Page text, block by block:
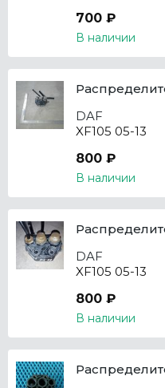
700 ₽
В наличии
DAF
XF105 05-13
800 ₽
В наличии
DAF
XF105 05-13
800 ₽
В наличии